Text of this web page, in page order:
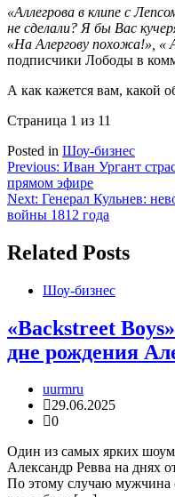
«Аллегрова в клипе с
не сделали? Я бы Вас
«На Алергову похожа!», «
подписчики Лободы в
А как кажется вам, какой
Страница 1 из 11
Posted in Шоу-бизнес
Навигация
по
записям
Previous: Иван Ургант
прямом эфире
Next: Генерал Кульнев:
войны 1812 года
Related Posts
Шоу-бизнес
«Backstreet
дне рождения
uurmru
29.06.2025
0
Один из самых ярких
Александр Ревва на днях
По этому случаю мужчина